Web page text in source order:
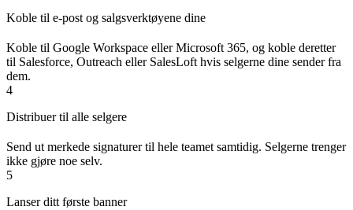
Koble til e-post og salgsverktøyene dine
Koble til Google Workspace eller Microsoft 365, og koble deretter
til Salesforce, Outreach eller SalesLoft hvis selgerne dine sender fra
dem.
4
Distribuer til alle selgere
Send ut merkede signaturer til hele teamet samtidig. Selgerne trenger
ikke gjøre noe selv.
5
Lanser ditt første banner